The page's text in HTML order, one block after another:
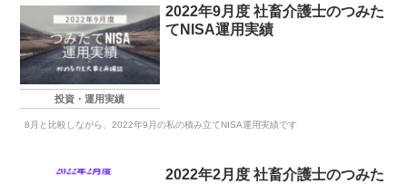
投資・運用実績
2022年9月度 社畜介護士のつみた
てNISA運用実績
8月と比較しながら、2022年9月の私の積み立てNISA運用実績です
2022年2月度 社畜介護士のつみた